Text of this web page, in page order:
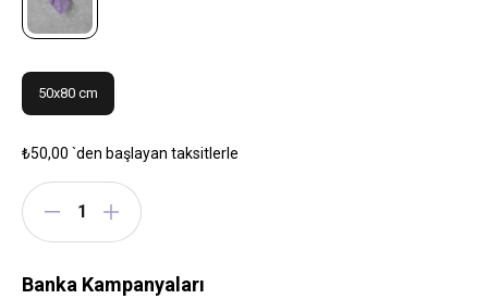
50x80 cm
₺50,00 `den başlayan taksitlerle
Banka Kampanyaları